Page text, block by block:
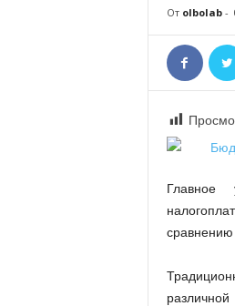
От olbolab-
Главное